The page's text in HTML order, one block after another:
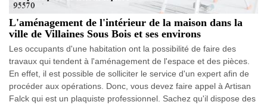
L'aménagement de l'intérieur de la maison dans la
ville de Villaines Sous Bois et ses environs
Les occupants d'une habitation ont la possibilité de faire des
travaux qui tendent à l'aménagement de l'espace et des pièces.
En effet, il est possible de solliciter le service d'un expert afin de
procéder aux opérations. Donc, vous devez faire appel à Artisan
Falck qui est un plaquiste professionnel. Sachez qu'il dispose des